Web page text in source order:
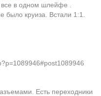
в одном шлейфе .
было круиза. Встали 1:1.
Есть переходники